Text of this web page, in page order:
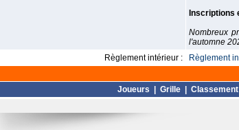
Inscriptions
Nombreux
l'automne
Règlement intérieur :
Règlement
Joueurs Grille Classement